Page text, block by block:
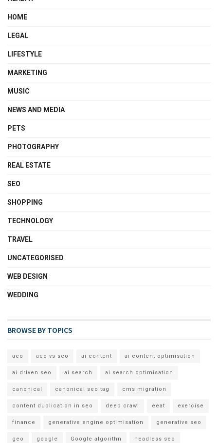
HOME
LEGAL
LIFESTYLE
MARKETING
MUSIC
NEWS AND MEDIA
PETS
PHOTOGRAPHY
REAL ESTATE
SEO
SHOPPING
TECHNOLOGY
TRAVEL
UNCATEGORISED
WEB DESIGN
WEDDING
BROWSE BY TOPICS
aeo aeo vs seo ai content ai content optimisation
ai driven seo ai search ai search optimisation
canonical canonical seo tag cms migration
content duplication in seo deep crawl eeat exercise
finance generative engine optimisation generative seo
geo google Google algorithn headless seo